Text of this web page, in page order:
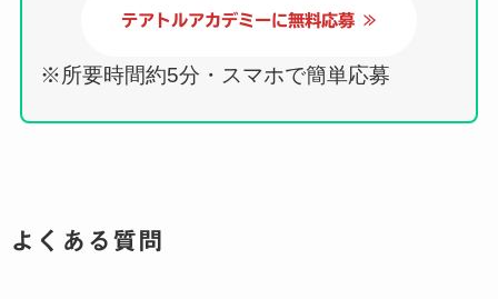
テアトルアカデミーに無料応募 ≫
※所要時間約5分・スマホで簡単応募
よくある質問